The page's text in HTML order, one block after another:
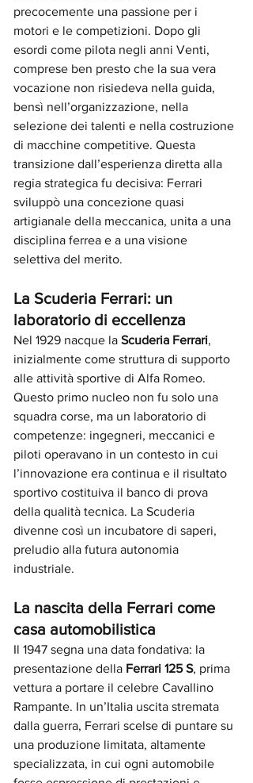
precocemente una passione per i
motori e le competizioni. Dopo gli
esordi come pilota negli anni Venti,
comprese ben presto che la sua vera
vocazione non risiedeva nella guida,
bensì nell’organizzazione, nella
selezione dei talenti e nella costruzione
di macchine competitive. Questa
transizione dall’esperienza diretta alla
regia strategica fu decisiva: Ferrari
sviluppò una concezione quasi
artigianale della meccanica, unita a una
disciplina ferrea e a una visione
selettiva del merito.
La Scuderia Ferrari: un
laboratorio di eccellenza
Nel 1929 nacque la Scuderia Ferrari,
inizialmente come struttura di supporto
alle attività sportive di Alfa Romeo.
Questo primo nucleo non fu solo una
squadra corse, ma un laboratorio di
competenze: ingegneri, meccanici e
piloti operavano in un contesto in cui
l’innovazione era continua e il risultato
sportivo costituiva il banco di prova
della qualità tecnica. La Scuderia
divenne così un incubatore di saperi,
preludio alla futura autonomia
industriale.
La nascita della Ferrari come
casa automobilistica
Il 1947 segna una data fondativa: la
presentazione della Ferrari 125 S, prima
vettura a portare il celebre Cavallino
Rampante. In un’Italia uscita stremata
dalla guerra, Ferrari scelse di puntare su
una produzione limitata, altamente
specializzata, in cui ogni automobile